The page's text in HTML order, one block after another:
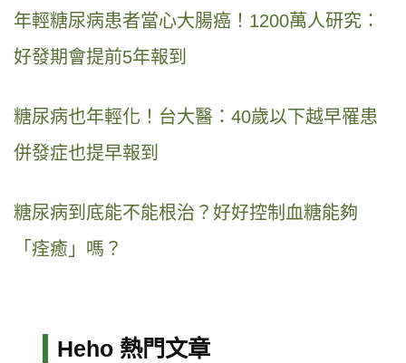
年輕糖尿病患者當心大腸癌！1200萬人研究：
好發期會提前5年報到
糖尿病也年輕化！台大醫：40歲以下越早罹患
併發症也提早報到
糖尿病到底能不能根治？好好控制血糖能夠
「痊癒」嗎？
Heho 熱門文章